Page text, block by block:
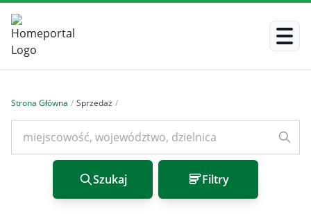
Strona Główna / Sprzedaż /
Szukaj Filtry